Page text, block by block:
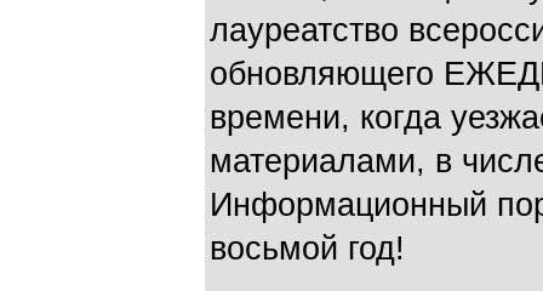
лауреатство
обновляющего
времени, когда
материалами, в
Информационный
восьмой год!